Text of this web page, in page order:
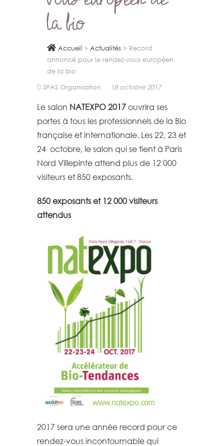
la bio
Accueil > Actualités > Record
annoncé pour le rendez-vous européen
de la bio
SPAS Organisation
18 octobre 2017
Le salon NATEXPO 2017ouvrira ses
portes à tous les professionnels de la Bio
française et internationale. Les 22, 23 et
24 octobre, le salon qui se tient à Paris
Nord Villepinte attend plus de 12 000
visiteurs et 850 exposants.
850 exposants et 12 000 visiteurs
attendus
2017 sera une année record pour ce
rendez-vous incontournable qui